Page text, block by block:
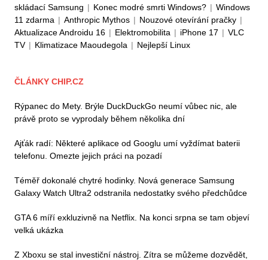
skládací Samsung | Konec modré smrti Windows? | Windows
11 zdarma | Anthropic Mythos | Nouzové otevírání pračky |
Aktualizace Androidu 16 | Elektromobilita | iPhone 17 | VLC
TV | Klimatizace Maoudegola | Nejlepší Linux
ČLÁNKY CHIP.CZ
Rýpanec do Mety. Brýle DuckDuckGo neumí vůbec nic, ale
právě proto se vyprodaly během několika dní
Ajťák radí: Některé aplikace od Googlu umí vyždímat baterii
telefonu. Omezte jejich práci na pozadí
Téměř dokonalé chytré hodinky. Nová generace Samsung
Galaxy Watch Ultra2 odstranila nedostatky svého předchůdce
GTA 6 míří exkluzivně na Netflix. Na konci srpna se tam objeví
velká ukázka
Z Xboxu se stal investiční nástroj. Zítra se můžeme dozvědět,